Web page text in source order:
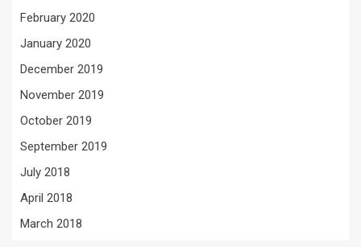
February 2020
January 2020
December 2019
November 2019
October 2019
September 2019
July 2018
April 2018
March 2018